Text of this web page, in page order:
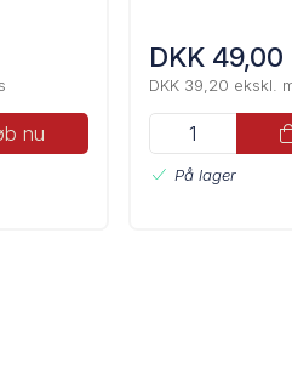
nu
DKK 49,00
DKK 39,20 ekskl.
På lager